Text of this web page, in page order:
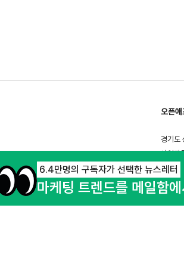
오픈애
경기도
사업
호스팅
6.4만명의 구독자가 선택한 뉴스레터
마케팅 트렌드를 메일함